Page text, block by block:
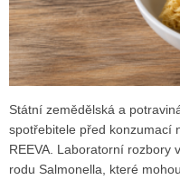
Státní zemědělská a
spotřebitele před konzumací
REEVA. Laboratorní rozbory
rodu Salmonella, které